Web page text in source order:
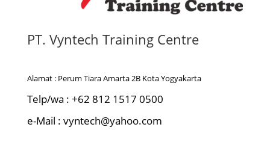
PT. Vyntech Training Centre
Alamat : Perum Tiara Amarta 2B Kota Yogyakarta
Telp/wa : +62 812 1517 0500
e-Mail : vyntech@yahoo.com